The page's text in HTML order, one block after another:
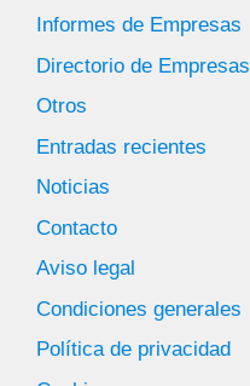
Informes de Empresas
Directorio de Empresas
Otros
Entradas recientes
Noticias
Contacto
Aviso legal
Condiciones generales
Política de privacidad